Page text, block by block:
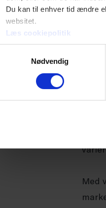
Du kan til enhver tid ændre
websitet.
Læs cookiepolitik
Nødvendig
En af
Med